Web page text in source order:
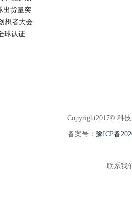
出货量突
想者大会
球认证
Copyright2017© 科
备案号： 豫ICP备
联系我